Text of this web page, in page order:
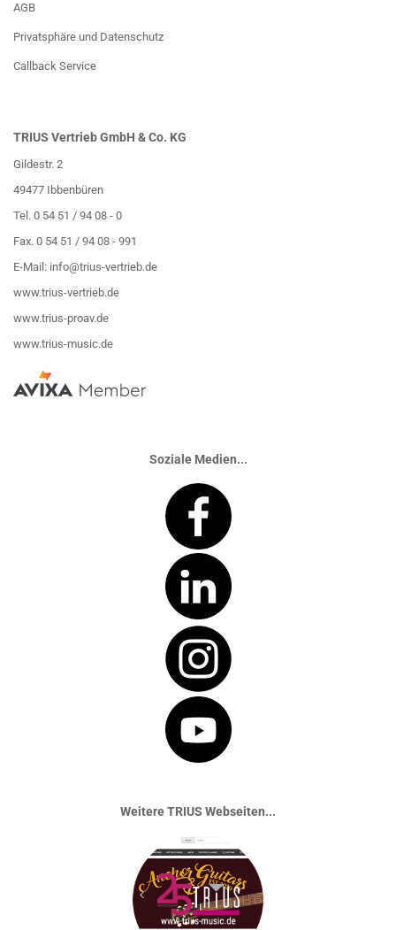
AGB
Privatsphäre und Datenschutz
Callback Service
TRIUS Vertrieb GmbH & Co. KG
Gildestr. 2
49477 Ibbenbüren
Tel. 0 54 51 / 94 08 - 0
Fax. 0 54 51 / 94 08 - 991
E-Mail: info@trius-vertrieb.de
www.trius-vertrieb.de
www.trius-proav.de
www.trius-music.de
Soziale Medien...
Weitere TRIUS Webseiten...